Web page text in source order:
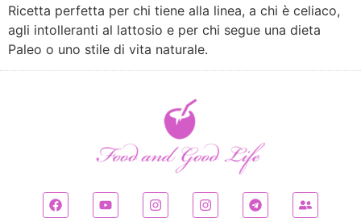
Ricetta perfetta per chi tiene alla linea, a chi è celiaco,
agli intolleranti al lattosio e per chi segue una dieta
Paleo o uno stile di vita naturale.